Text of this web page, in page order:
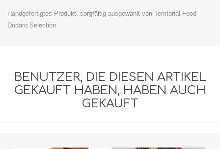
Handgefertigtes Produkt, sorgfältig ausgewählt von Territorial Food
Dodaro Selection
BENUTZER, DIE DIESEN ARTIKEL
GEKAUFT HABEN, HABEN AUCH
GEKAUFT